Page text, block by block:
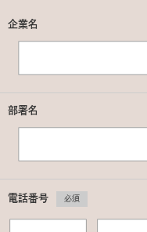
企業名
部署名
電話番号 必須